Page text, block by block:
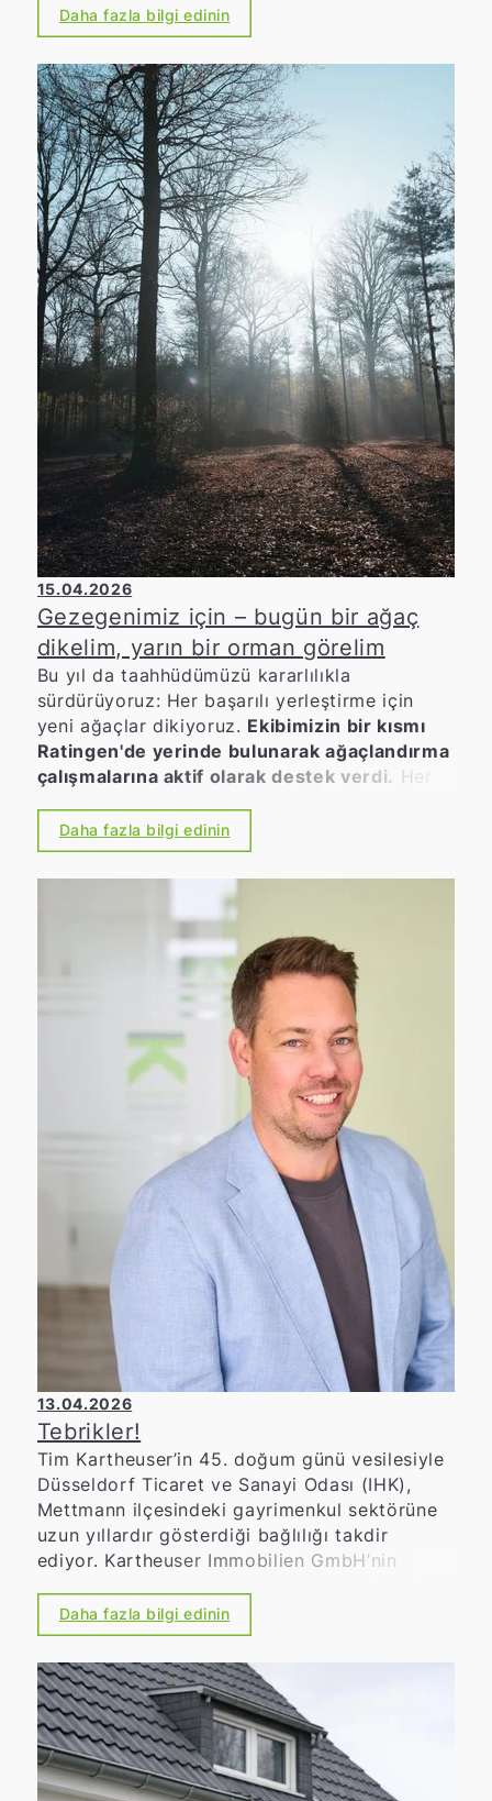
Daha fazla bilgi edinin
15.04.2026
Gezegenimiz için – bugün bir ağaç
dikelim, yarın bir orman görelim
Bu yıl da taahhüdümüzü kararlılıkla
sürdürüyoruz: Her başarılı yerleştirme için
yeni ağaçlar dikiyoruz. Ekibimizin bir kısmı
Ratingen'de yerinde bulunarak ağaçlandırma
çalışmalarına aktif olarak destek verdi. Her
dikmelidir. Sürdürülebilirliğe ve çevre bilincine
büyük önem veren bir şirket olarak, aktif
olarak katkıda bulunmak istiyoruz. Çünkü
kalite, deneyim, memnun müşteriler – ve iyi
hissetmek – bizim için birbirinden ayrılamaz
bir bütün oluşturur. Bu sadece günlük işlerimiz
için değil, aynı zamanda çevre ve iklim
koruma için de geçerlidir. 👉 Bu nedenle,
ortağımız PLANT-MY-TREE® ile birlikte,
aracılık ettiğimiz her sözleşme için yeni bir
ağaç dikiyoruz.
Daha fazla bilgi edinin
13.04.2026
Tebrikler!
Tim Kartheuser’in 45. doğum günü vesilesiyle
Düsseldorf Ticaret ve Sanayi Odası (IHK),
Mettmann ilçesindeki gayrimenkul sektörüne
uzun yıllardır gösterdiği bağlılığı takdir
ediyor. Kartheuser Immobilien GmbH’nin
girişimci güvenilirliği ve bölgeye olan güçlü
bağlılığıyla tanınıyor. Şirketiyle birlikte, hem
konut hem de ticari gayrimenkul alanında
profesyonel danışmanlık, şeffaf süreçler ve
müşterilerine kişisel destek sunmaya
odaklanmaktadır. Ayrıca, uzun yıllardır
Düsseldorf Ticaret ve Sanayi Odası'nın
kurullarında gönüllü olarak uzmanlığını
Daha fazla bilgi edinin